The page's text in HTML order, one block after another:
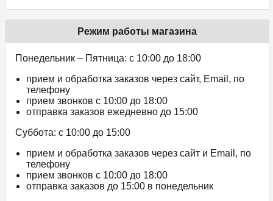
Режим работы магазина
Понедельник – Пятница: с 10:00 до 18:00
прием и обработка заказов через сайт, Email, по
телефону
прием звонков c 10:00 до 18:00
отправка заказов ежедневно до 15:00
Суббота: с 10:00 до 15:00
прием и обработка заказов через сайт и Email, по
телефону
прием звонков c 10:00 до 18:00
отправка заказов до 15:00 в понедельник